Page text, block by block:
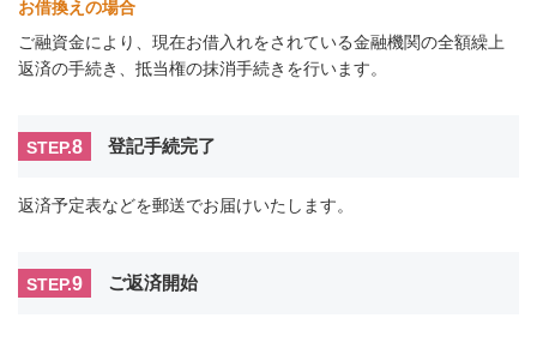
お借換えの場合
ご融資金により、現在お借入れをされている金融機関の全額繰上
返済の手続き、抵当権の抹消手続きを行います。
STEP.8 登記手続完了
返済予定表などを郵送でお届けいたします。
STEP.9 ご返済開始